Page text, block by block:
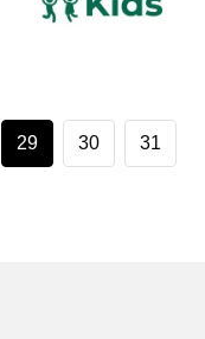
29 30 31